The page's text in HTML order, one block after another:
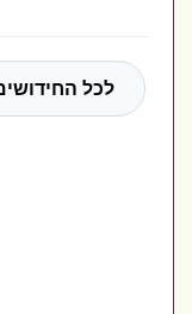
לכל החידושים